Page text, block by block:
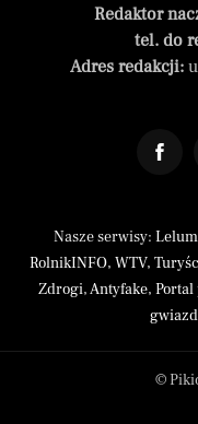
Redaktor
tel. do
Adres redakcji:
Nasze serwisy: Lelum
RolnikINFO, WTV,
Zdrogi,Antyfake, Portal
gwiazd
©